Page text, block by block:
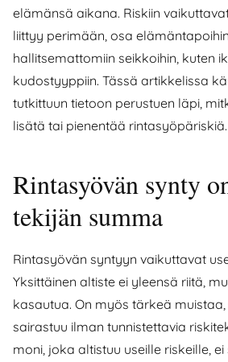
elämänsä aikana. Riskiin
liittyy perimään, osa
hallitsemattomiin seikkoihin, kuten
kudostyyppiin. Tässä artikkelissa
tutkittuun tietoon perustuen läpi,
lisätä tai pienentää rintasyöpäriskiä.
Rintasyövän synty
tekijän summa
Rintasyövän syntyyn vaikuttavat
Yksittäinen altiste ei yleensä riitä,
kasautua. On myös tärkeä
sairastuu ilman tunnistettavia
moni, joka altistuu useille riskeille,